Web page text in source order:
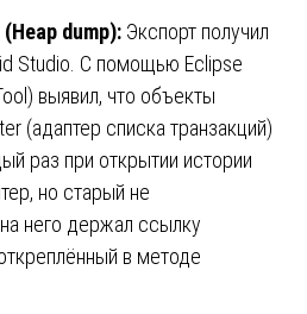
dump): Экспорт получил
Studio. С помощью Eclipse
выявил, что объекты
(адаптер списка транзакций)
раз при открытии истории
но старый не
него держал ссылку
в методе